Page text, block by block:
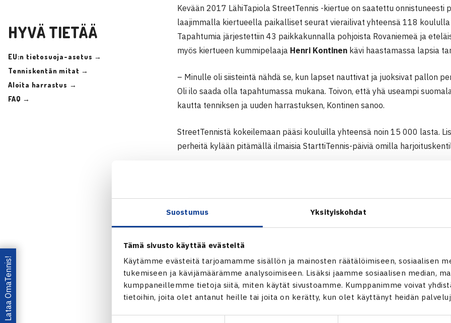
Suostumus Yksityiskohdat
Tämä sivusto käyttää evästeitä
Käytämme evästeitä tarjoamamme sisällön ja mainosten räätälöimiseen, sosiaalisen
tukemiseen ja kävijämäärämme analysoimiseen. Lisäksi jaamme sosiaalisen median,
kumppaneillemme tietoja siitä, miten käytät sivustoamme. Kumppanimme voivat
tietoihin, joita olet antanut heille tai joita on kerätty, kun olet käyttänyt heidän
HYVÄ TIETÄÄ
EU:n tietosuoja-asetus →
Tenniskentän mitat →
Aloita harrastus →
FAQ →
Kevään 2017 LähiTapiola StreetTennis -kiertue on saatettu onnistuneesti
laajimmalla kiertueella paikalliset seurat vierailivat yhteensä 118
Tapahtumia järjestettiin 43 paikkakunnalla pohjoista Rovaniemeä ja
myös kiertueen kummipelaaja Henri Kontinen kävi haastamassa lapsia
– Minulle oli siisteintä nähdä se, kun lapset nauttivat ja juoksivat pallon
Oli ilo saada olla tapahtumassa mukana. Toivon, että yhä useampi
kautta tenniksen ja uuden harrastuksen, Kontinen sanoo.
StreetTennistä kokeilemaan pääsi kouluilla yhteensä noin 15 000 lasta.
perheitä kylään pitämällä ilmaisia StarttiTennis-päiviä omilla
– Street Tennis -kiertue kasvaa, näkyy ja kuuluu vuosi vuodelta
paikalliset tennisseurat ja koulut toimivalla tavalla yhteen. Konsepti on
sillä haluamme olla liikuttamassa lapsia ja nuoria. Oli myös mukavaa, että
Urheilumuseo renkailla -tapahtuma vieraili muutamilla kouluilla samaan
kanssa, LähiTapiolan yhteiskuntasuhteista ja sponsoroinnista vastaava
Toivottua vaihtelua
Toimintaa pyörittivät Suomen Tennisliiton kiertuemanagerit sekä joukko
Mukaan mahtui sekä monta vuotta kouluja kiertäneitä konkareita että
kertaa mukana ollut TVS-tenniksen valmentajaJani Laaksonenoli
saamaansa vastaanottoon.
Lataa OmaTennis!